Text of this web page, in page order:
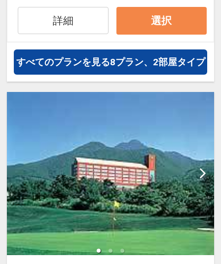
インターネットコース番号：DP-1-
17125350
詳細 選択
すべてのプランを見る8プラン、2部屋タイプ